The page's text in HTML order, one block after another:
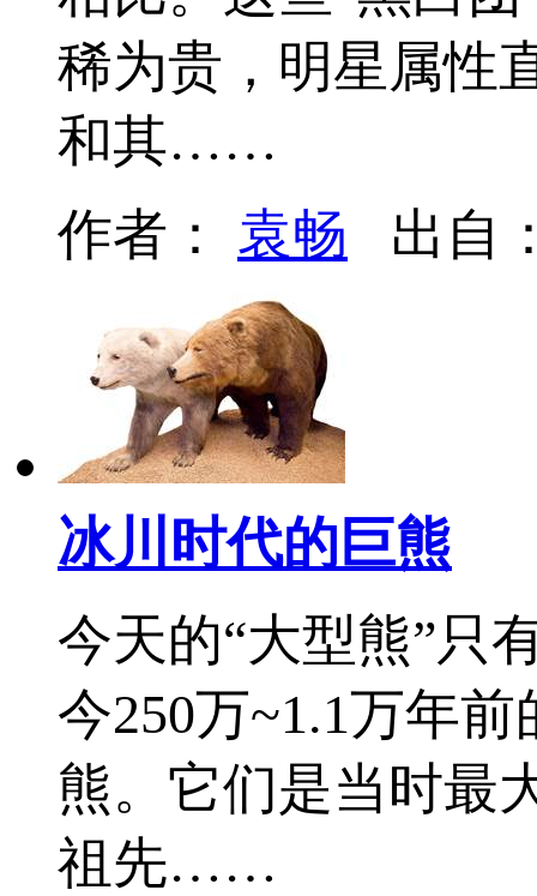
稀为贵，明星属性
和其……
作者： 袁畅 出自
冰川时代的巨熊
今天的“大型熊”只
今250万~1.1万年
熊。它们是当时最
祖先……